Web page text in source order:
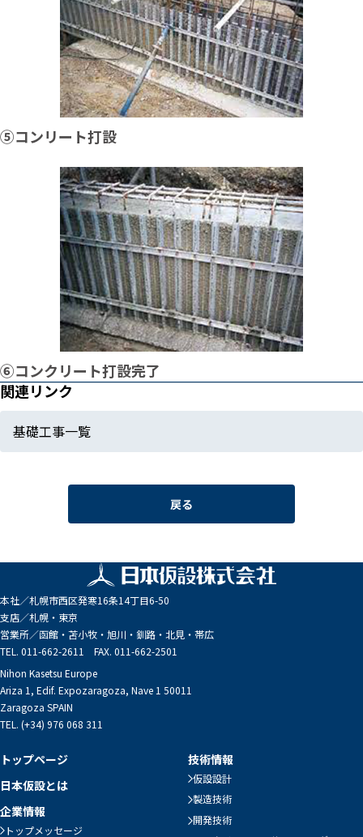
➄コンリート打設
➅コンクリート打設完了
関連リンク
基礎工事一覧
戻る
本社／札幌市西区発寒16条14丁目6-50
支店／札幌・東京
営業所／函館・苫小牧・旭川・釧路・北見・帯広
TEL. 011-662-2611 FAX. 011-662-2501
Nihon Kasetsu Europe
Ariza 1, Edif. Expozaragoza, Nave 1 50011
Zaragoza SPAIN
TEL. (+34) 976 068 311
トップページ
日本仮設とは
企業情報
トップメッセージ
技術情報
仮設設計
製造技術
開発技術